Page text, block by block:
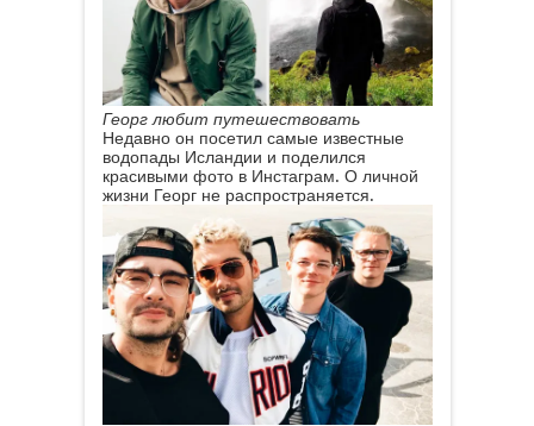
Георг любит путешествовать
Недавно он посетил самые известные
водопады Исландии и поделился
красивыми фото в Инстаграм. О личной
жизни Георг не распространяется.